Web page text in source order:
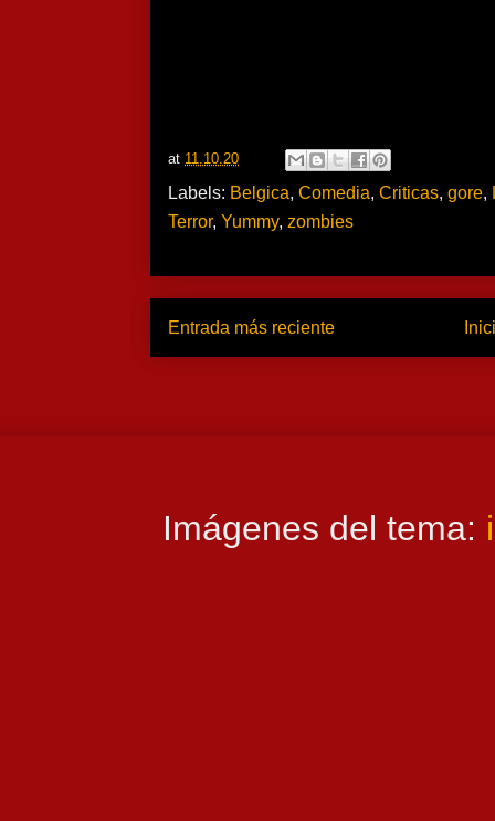
at 11.10.20
Labels: Belgica, Comedia, Criticas, gore,
Terror, Yummy, zombies
Entrada más reciente
Imágenes del tema: